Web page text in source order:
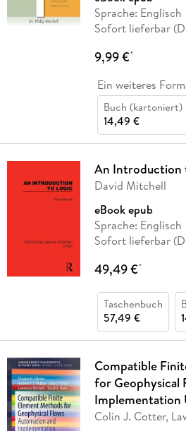
Sprache: Englisch
Sofort lieferbar
9,99 €*
Ein weiteres
Buch (kartoniert)
14,49 €
An Introduction
David Mitchell
eBook epub
Sprache: Englisch
Sofort lieferbar
49,49 €*
Taschenbuch
57,49 €
Compatible
for Geophysical
Implementation
Colin J. Cotter,